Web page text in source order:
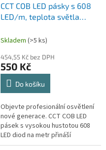
CCT COB LED pásky s 608
LED/m, teplota světla
délka 5m, šířka 8mm, 3
Skladem (>5 ks)
454,55 Kč bez DPH
550 Kč
Do košíku
Objevte profesionální osvětlení
nové generace. CCT COB LED
pásek s vysokou hustotou 608
LED diod na metr přináší
dokonale souvislou světelnou